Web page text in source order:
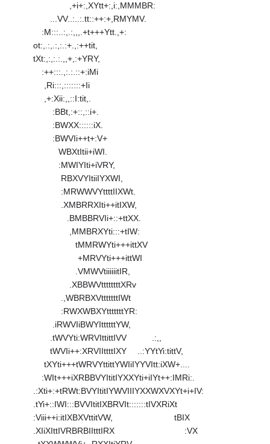
,+i+:,XYtt+:,i:,MMMBR:
...VV..:..:.tt::++:+,RMYMV.
:M:::..:,.:,,,.+t+++Ytt.,+:
ot:,.:,.:,:.:+.,:++tit,
tXt:,:,:.:.,,+,:+YRY,
:++:::.,:.:.::+:iMi
,Ri:::,:::::::+Ii
,+:Xii:,,::I:tit,.
:BBt,:+::,::i+.
:BWXX::::::iX.
:BWVIi++t+:V+
WBXtItii+iWI.
:MWIYIti+iVRY,
RBXVYItiiIYXWI,
:MRWWVYttttIIXWt.
.XMBRRXIti++itIXW,
.BMBBRVIi+::+ttXX.
,MMBRXYti:::+tIW:
tMMRWYti+++ittXV
+MRVYti+++ittWI
.VMWVtiiiiiitIR,
.XBBWVttttttttXRv
.,WBRBXVtttttttIWt
:RWXWBXYtttttttYR:
.iRWVIiBWYIttttttYW,
.tWVYti:WRVIttittIVV .:,,
tWVIi++:XRVIIttttIXY ..:YYtYi:tittV,
tXYti+++tWRVYttittYWIiIYYVItt:iXW+....
:WIt+++iXRBBVYItitIYXXYti+iIYt++:IMRi:.
.:Xti+:+tRWt:BVYItitIYWVIIIYXXWXVXYt+i+IV:
.tYi+::IWI:::BVVItitIXBRVIt:::::::tIVXRiXt
:Viii++i:itIXBXVttitVW, tBIX
.XIiXIttIVRBRBIItttIRX :VX